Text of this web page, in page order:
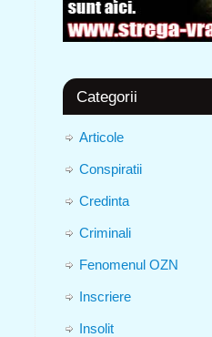
Categorii
Articole
Conspiratii
Credinta
Criminali
Fenomenul OZN
Inscriere
Insolit